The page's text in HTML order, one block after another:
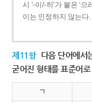
시 ‘-이/-히’가 붙은 ‘
이는 인정하지 않는다.
제11항 다음 단어에서
굳어진 형태를 표준어
ㄱ